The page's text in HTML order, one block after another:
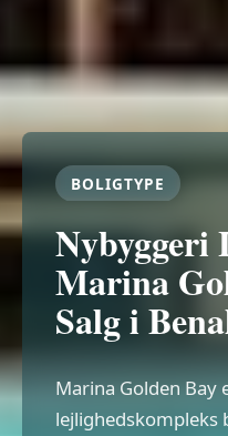
BOLIGTYPE
Nybyggeri
Marina
Salg i
Marina Golden Bay
lejlighedskompleks